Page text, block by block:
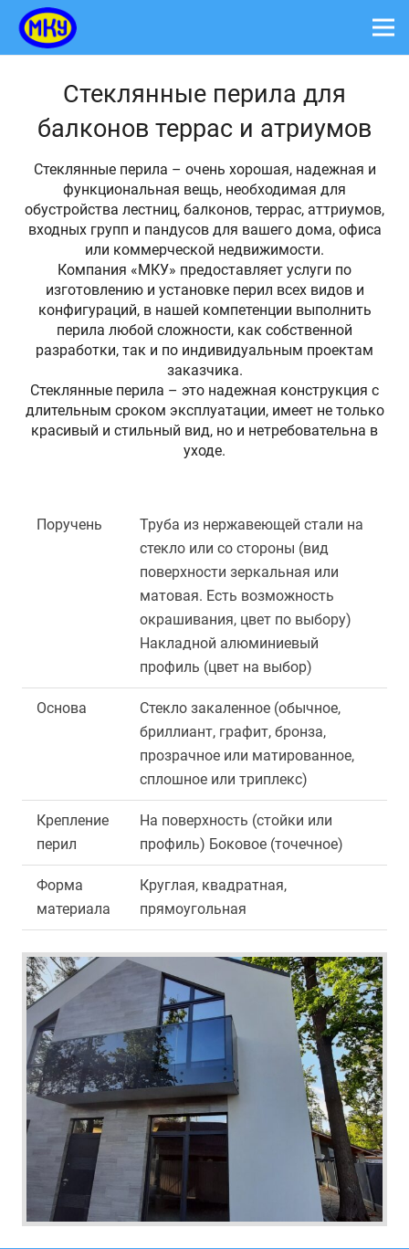
Стеклянные перила для
балконов террас и атриумов
Стеклянные перила – очень хорошая, надежная и
функциональная вещь, необходимая для
обустройства лестниц, балконов, террас, аттриумов,
входных групп и пандусов для вашего дома, офиса
или коммерческой недвижимости.
Компания «МКУ» предоставляет услуги по
изготовлению и установке перил всех видов и
конфигураций, в нашей компетенции выполнить
перила любой сложности, как собственной
разработки, так и по индивидуальным проектам
заказчика.
Стеклянные перила – это надежная конструкция с
длительным сроком эксплуатации, имеет не только
красивый и стильный вид, но и нетребовательна в
уходе.
Поручень
Труба из нержавеющей стали на
стекло или со стороны (вид
поверхности зеркальная или
матовая. Есть возможность
окрашивания, цвет по выбору)
Накладной алюминиевый
профиль (цвет на выбор)
Основа
Стекло закаленное (обычное,
бриллиант, графит, бронза,
прозрачное или матированное,
сплошное или триплекс)
Крепление
перил
На поверхность (стойки или
профиль) Боковое (точечное)
Форма
материала
Круглая, квадратная,
прямоугольная